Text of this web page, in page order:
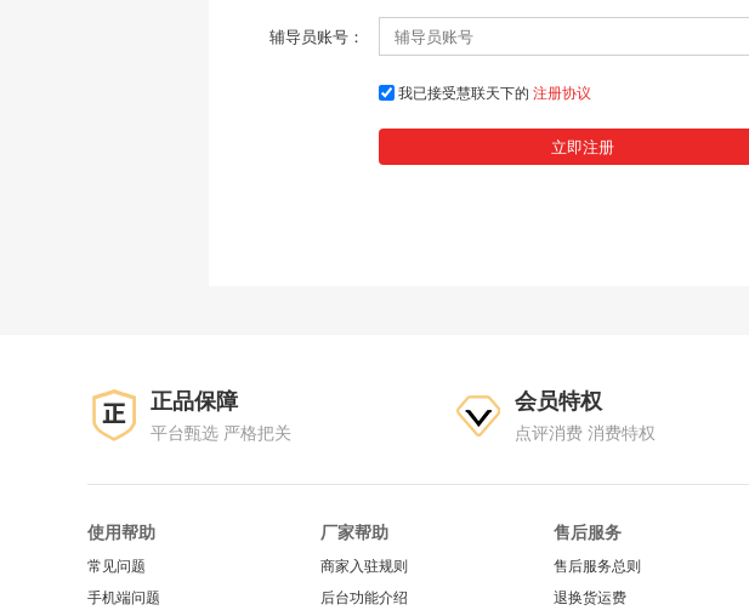
辅导员账号：
我已接受慧联天下的 注册协议
正品保障
平台甄选 严格把关
会员特权
点评消费 消费特权
使用帮助
常见问题
手机端问题
厂家帮助
商家入驻规则
后台功能介绍
售后服务
售后服务总则
退换货运费